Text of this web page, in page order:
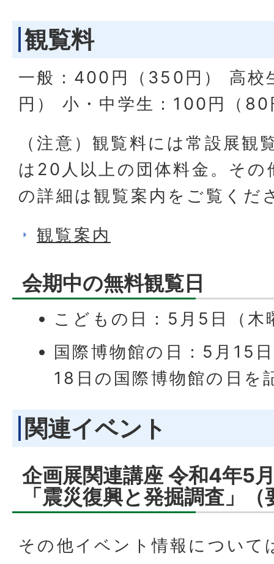
観覧料
一般：400円（350円） 高
円） 小・中学生：100円（80
（注意）観覧料には常設展観
は20人以上の団体料金。その
の詳細は観覧案内をご覧くだ
観覧案内
会期中の無料観覧日
こどもの日：5月5日（木
国際博物館の日：5月15
18日の国際博物館の日を
関連イベント
企画展関連講座 令和4年5
「震災復興と発掘調査」（
その他イベント情報について